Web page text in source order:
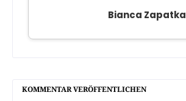
Bianca Zapatka
KOMMENTAR VERÖFFENTLICHEN